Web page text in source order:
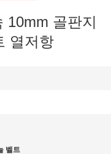
10mm 골판지
열저항
벨트